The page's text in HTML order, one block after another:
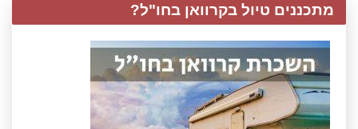
מתכננים טיול בקרוואן בחו"ל?